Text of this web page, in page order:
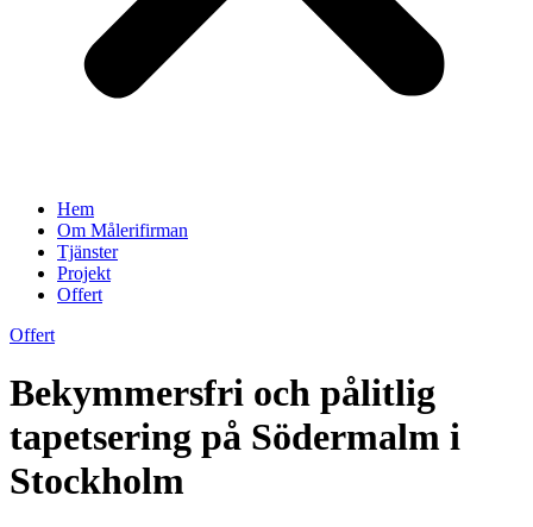
Hem
Om Målerifirman
Tjänster
Projekt
Offert
Offert
Bekymmersfri och pålitlig
tapetsering på Södermalm i
Stockholm